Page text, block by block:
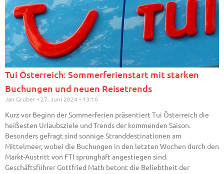
Tui Österreich: Sommerferienstart mit starken
Buchungen und neuen Reisetrends
Jan Gruber 27. Juni 2024 13:10
Kurz vor Beginn der Sommerferien präsentiert Tui Österreich die
heißesten Urlaubsziele und Trends der kommenden Saison.
Besonders gefragt sind sonnige Stranddestinationen am
Mittelmeer, wobei die Buchungen in den letzten Wochen durch den
Markt-Austritt von FTI sprunghaft angestiegen sind.
Geschäftsführer Gottfried Math betont die Beliebtheit der